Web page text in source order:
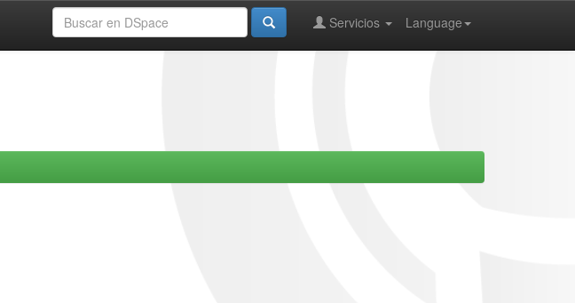
Language
Servicios